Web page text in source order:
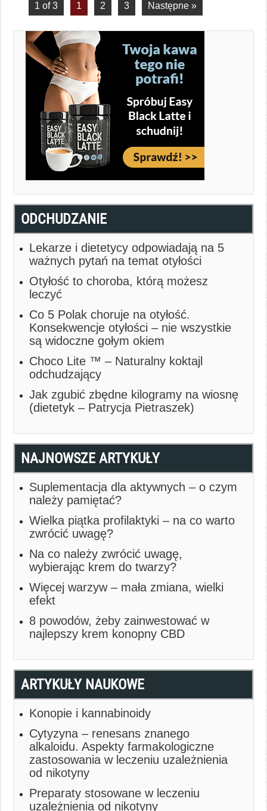
1 of 3 1 2 3 Następne »
ODCHUDZANIE
Lekarze i dietetycy odpowiadają na 5
ważnych pytań na temat otyłości
Otyłość to choroba, którą możesz
leczyć
Co 5 Polak choruje na otyłość.
Konsekwencje otyłości – nie wszystkie
są widoczne gołym okiem
Choco Lite ™ – Naturalny koktajl
odchudzający
Jak zgubić zbędne kilogramy na wiosnę
(dietetyk – Patrycja Pietraszek)
NAJNOWSZE ARTYKUŁY
Suplementacja dla aktywnych – o czym
należy pamiętać?
Wielka piątka profilaktyki – na co warto
zwrócić uwagę?
Na co należy zwrócić uwagę,
wybierając krem do twarzy?
Więcej warzyw – mała zmiana, wielki
efekt
8 powodów, żeby zainwestować w
najlepszy krem konopny CBD
ARTYKUŁY NAUKOWE
Konopie i kannabinoidy
Cytyzyna – renesans znanego
alkaloidu. Aspekty farmakologiczne
zastosowania w leczeniu uzależnienia
od nikotyny
Preparaty stosowane w leczeniu
uzależnienia od nikotyny